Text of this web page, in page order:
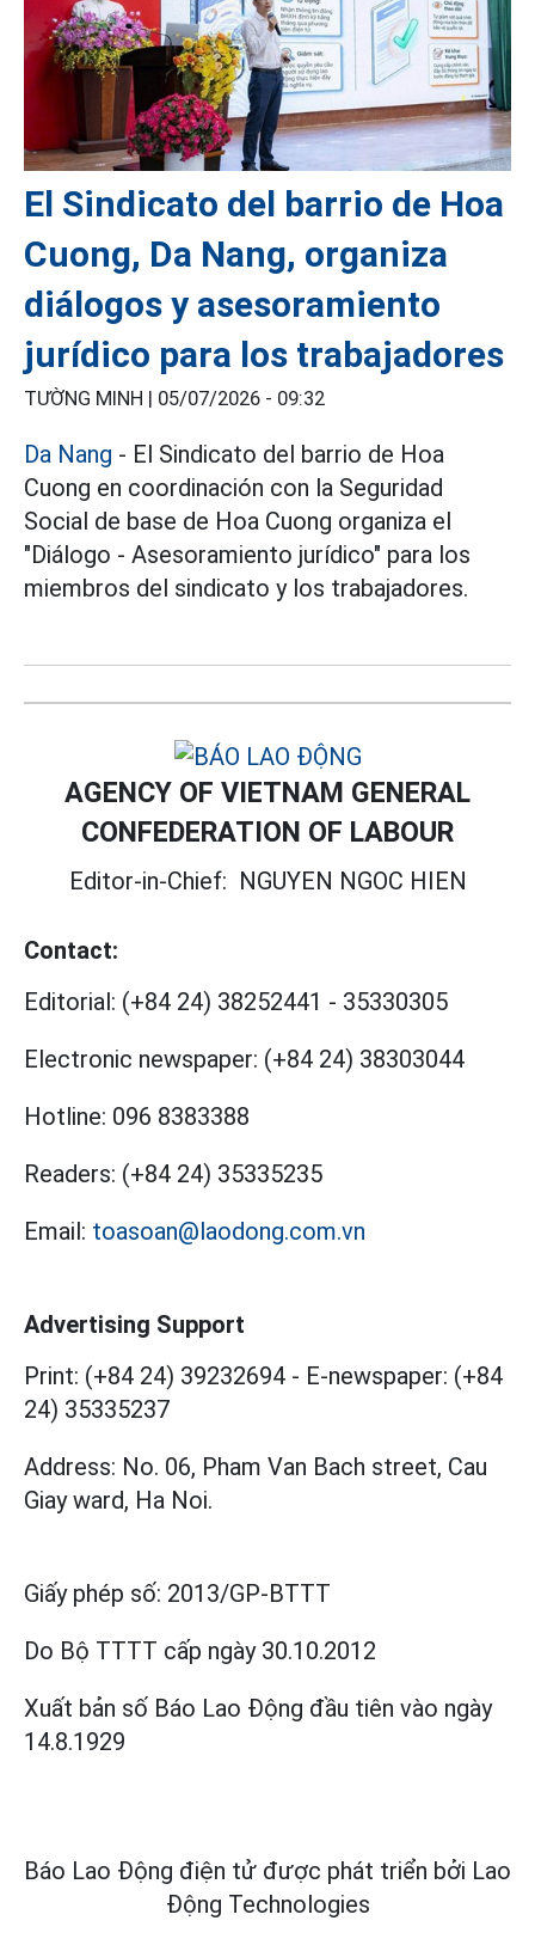
El Sindicato del barrio de Hoa
Cuong, Da Nang, organiza
diálogos y asesoramiento
jurídico para los trabajadores
TƯỜNG MINH | 05/07/2026 - 09:32
Da Nang - El Sindicato del barrio de Hoa
Cuong en coordinación con la Seguridad
Social de base de Hoa Cuong organiza el
"Diálogo - Asesoramiento jurídico" para los
miembros del sindicato y los trabajadores.
AGENCY OF VIETNAM GENERAL
CONFEDERATION OF LABOUR
Editor-in-Chief: NGUYEN NGOC HIEN
Contact:
Editorial: (+84 24) 38252441 - 35330305
Electronic newspaper: (+84 24) 38303044
Hotline: 096 8383388
Readers: (+84 24) 35335235
Email: toasoan@laodong.com.vn
Advertising Support
Print: (+84 24) 39232694 - E-newspaper: (+84
24) 35335237
Address: No. 06, Pham Van Bach street, Cau
Giay ward, Ha Noi.
Giấy phép số: 2013/GP-BTTT
Do Bộ TTTT cấp ngày 30.10.2012
Xuất bản số Báo Lao Động đầu tiên vào ngày
14.8.1929
Báo Lao Động điện tử được phát triển bởi Lao
Động Technologies